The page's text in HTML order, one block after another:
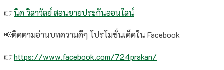
👉นิด วิลาวัลย์ สอนขายประกันออนไลน์
📢ติดตามอ่านบทความดีๆ โปรโมชั่นเด็ดใน Facebook
👉https://www.facebook.com/724prakan/